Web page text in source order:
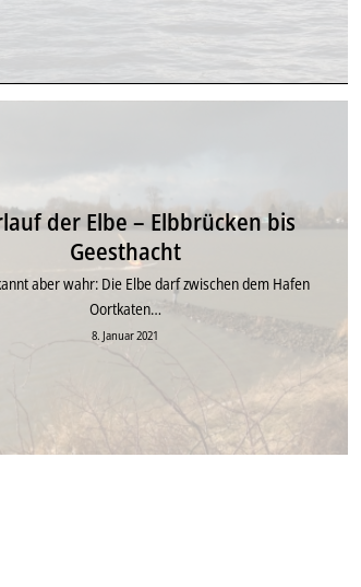
der Elbe – Elbbrücken bis
Geesthacht
aber wahr: Die Elbe darf zwischen dem Hafen
Oortkaten…
8. Januar 2021